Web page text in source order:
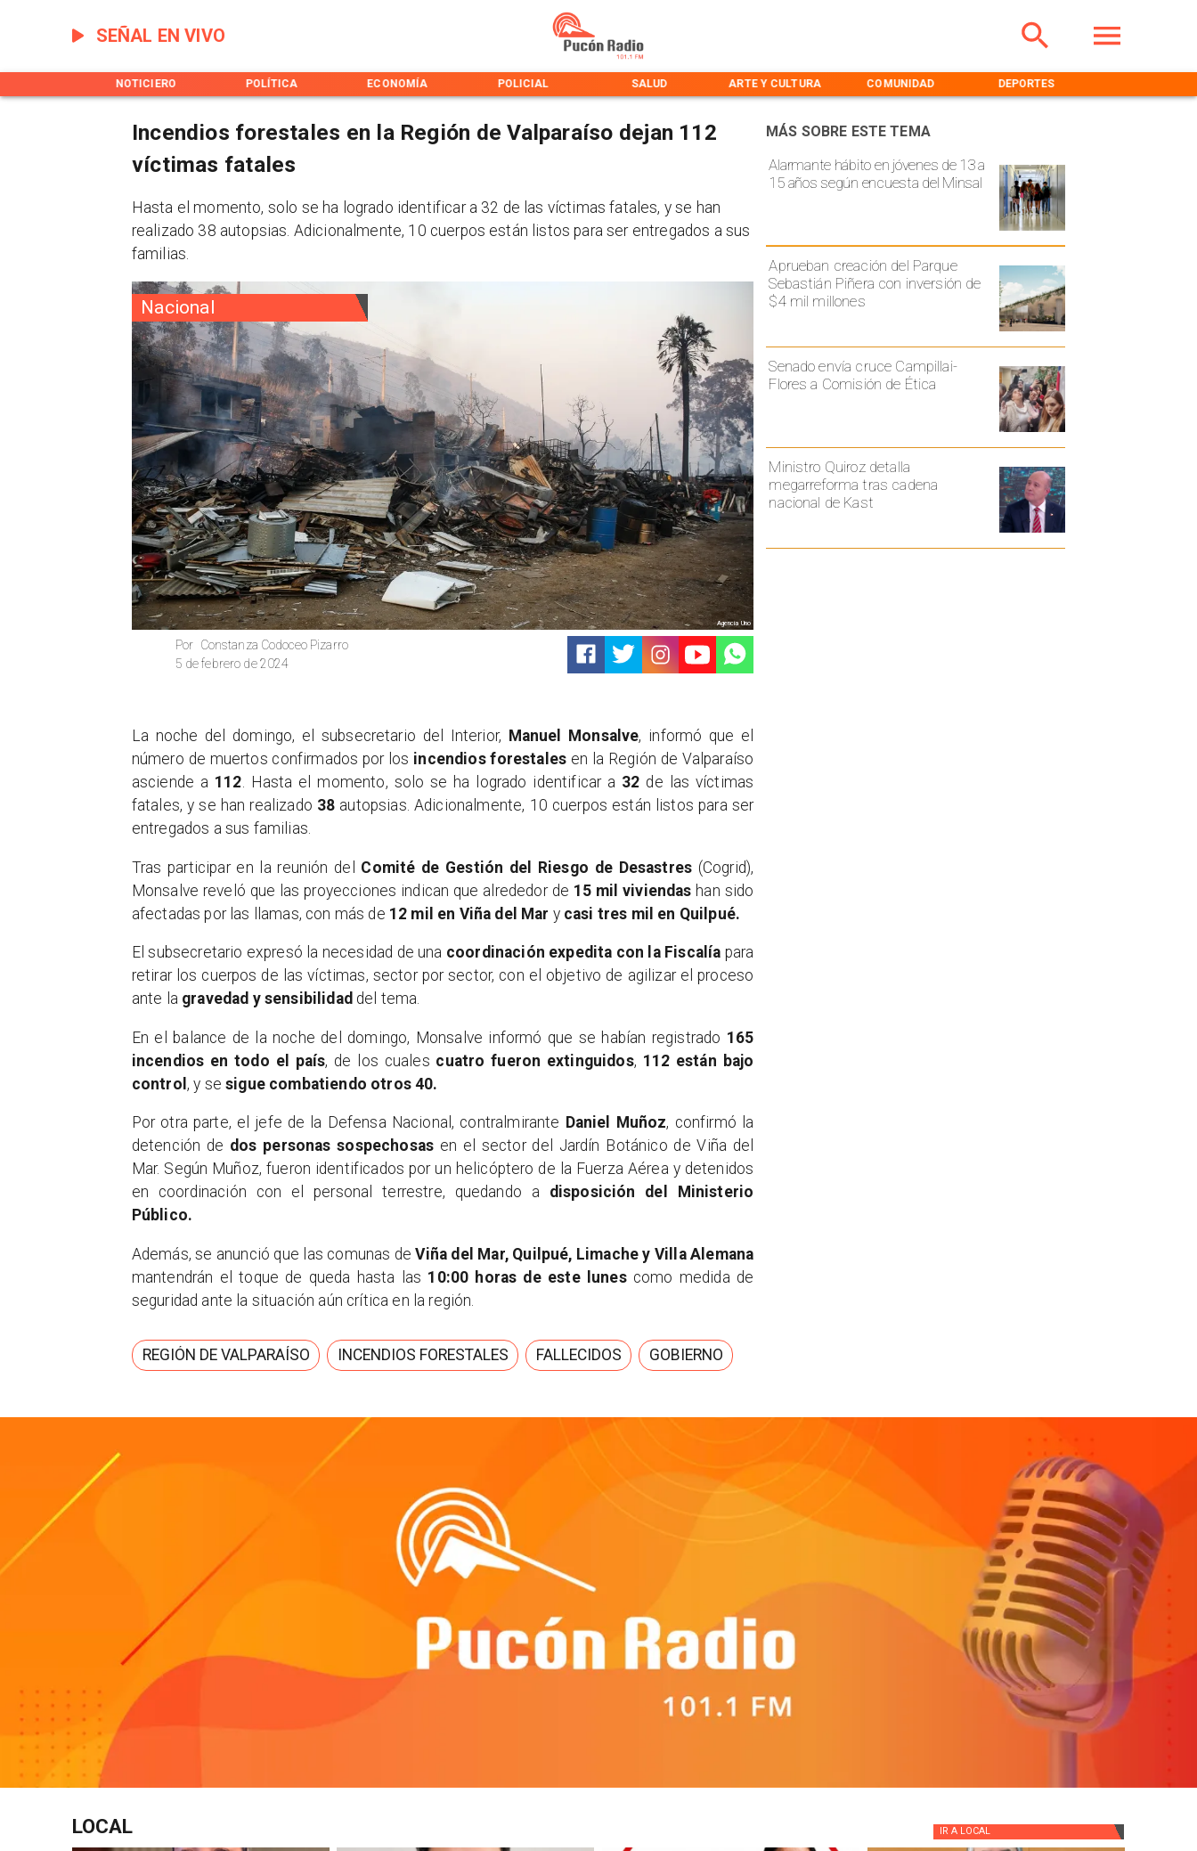
SEÑAL EN VIVO
NOTICIERO POLÍTICA ECONOMÍA POLICIAL SALUD ARTE Y CULTURA COMUNIDAD DEPORTES
Nacional
Constanza Codoceo Pizarro
Por
5 de febrero de 2024
Agencia Uno
Alarmante hábito en jóvenes de 13 a
15 años según encuesta del Minsal
Aprueban creación del Parque
Sebastián Piñera con inversión de
$4 mil millones
Senado envía cruce Campillai-
Flores a Comisión de Ética
Ministro Quiroz detalla
megarreforma tras cadena
nacional de Kast
MÁS SOBRE ESTE TEMA
Incendios forestales en la Región de Valparaíso dejan 112
víctimas fatales
Hasta el momento, solo se ha logrado identificar a 32 de las víctimas fatales, y se han
realizado 38 autopsias. Adicionalmente, 10 cuerpos están listos para ser entregados a sus
familias.
La noche del domingo, el subsecretario del Interior, Manuel Monsalve, informó que el
número de muertos confirmados por los incendios forestales en la Región de Valparaíso
asciende a 112. Hasta el momento, solo se ha logrado identificar a 32 de las víctimas
fatales, y se han realizado 38 autopsias. Adicionalmente, 10 cuerpos están listos para ser
entregados a sus familias.
​Tras participar en la reunión del Comité de Gestión del Riesgo de Desastres (Cogrid),
Monsalve reveló que las proyecciones indican que alrededor de 15 mil viviendas han sido
afectadas por las llamas, con más de 12 mil en Viña del Mar y casi tres mil en Quilpué.
​El subsecretario expresó la necesidad de una coordinación expedita con la Fiscalía para
retirar los cuerpos de las víctimas, sector por sector, con el objetivo de agilizar el proceso
ante la gravedad y sensibilidad del tema.
​En el balance de la noche del domingo, Monsalve informó que se habían registrado 165
incendios en todo el país, de los cuales cuatro fueron extinguidos, 112 están bajo
control , y sesigue combatiendo otros 40.
​Por otra parte, el jefe de la Defensa Nacional, contralmirante Daniel Muñoz, confirmó la
detención de dos personas sospechosas en el sector del Jardín Botánico de Viña del
Mar. Según Muñoz, fueron identificados por un helicóptero de la Fuerza Aérea y detenidos
en coordinación con el personal terrestre, quedando a disposición del Ministerio
Público.
​Además, se anunció que las comunas de Viña del Mar, Quilpué, Limache y Villa Alemana
mantendrán el toque de queda hasta las 10:00 horas de este lunes como medida de
seguridad ante la situación aún crítica en la región.
REGIÓN DE VALPARAÍSO INCENDIOS FORESTALES FALLECIDOS GOBIERNO
LOCAL IR A LOCAL